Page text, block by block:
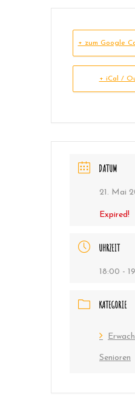
+ zum Google
+ iCal /
DATUM
21. Mai
Expired!
UHRZEIT
18:00 -
KATEGORIE
Senioren